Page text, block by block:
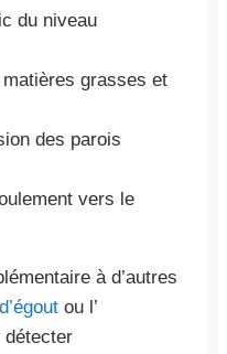
du niveau
grasses et
des parois
vers le
à d’autres
ou l’